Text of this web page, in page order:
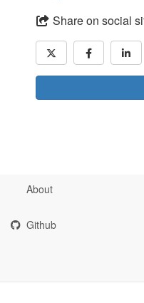
Share on social
About
Github